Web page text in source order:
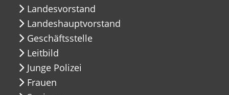
Landesvorstand
Landeshauptvorstand
Geschäftsstelle
Leitbild
Junge Polizei
Frauen